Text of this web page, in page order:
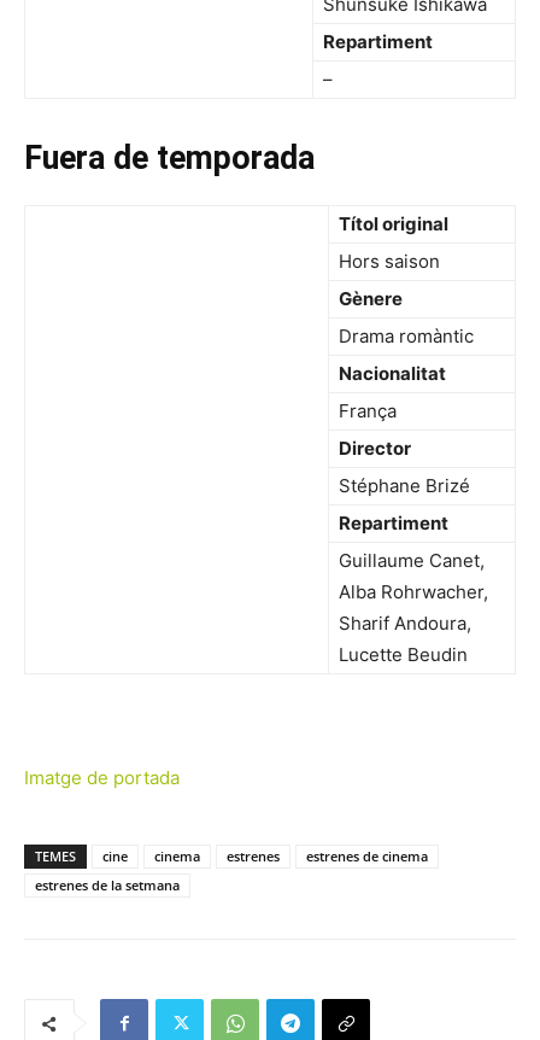
Shunsuke Ishikawa
Repartiment
–
Fuera de temporada
Títol original
Hors saison
Gènere
Drama romàntic
Nacionalitat
França
Director
Stéphane Brizé
Repartiment
Guillaume Canet,
Alba Rohrwacher,
Sharif Andoura,
Lucette Beudin
Imatge de portada
TEMES cine cinema estrenes
estrenes de cinema
estrenes de la setmana